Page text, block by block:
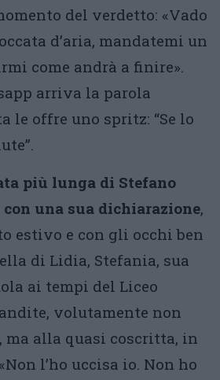
del verdetto: «Vado
d’aria, mandatemi un
come andrà a finire».
arriva la parola
le offre uno spritz: “Se lo
più lunga di Stefano
una sua dichiarazione,
estivo e con gli occhi ben
di Lidia, Stefania, sua
ai tempi del Liceo
volutamente non
alla quasi coscritta, in
l’ho uccisa io. Non ho